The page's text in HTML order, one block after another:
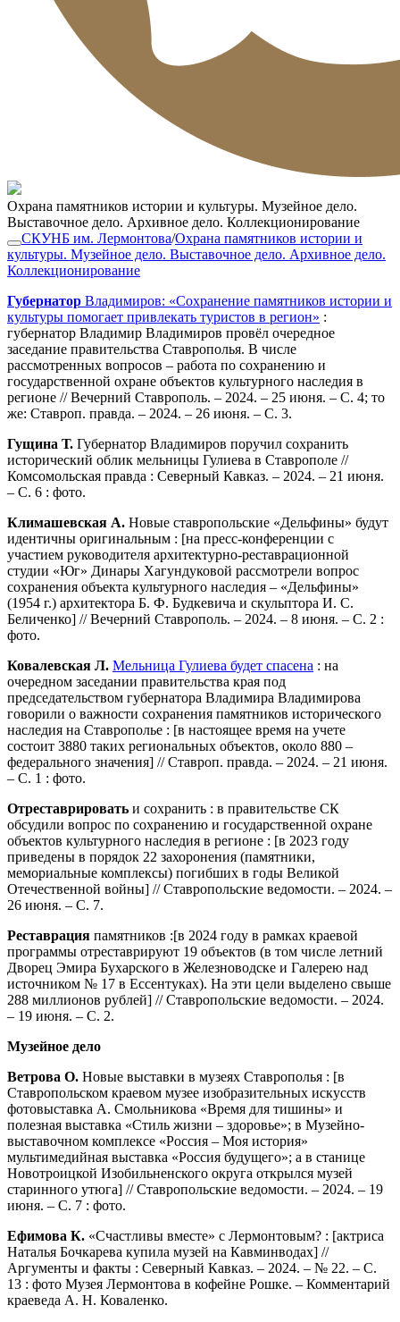
Охрана памятников истории и культуры. Музейное дело.
Выставочное дело. Архивное дело. Коллекционирование
СКУНБ им. Лермонтова/Охрана памятников истории и
культуры. Музейное дело. Выставочное дело. Архивное дело.
Коллекционирование
Губернатор Владимиров: «Сохранение памятников истории и
культуры помогает привлекать туристов в регион» :
губернатор Владимир Владимиров провёл очередное
заседание правительства Ставрополья. В числе
рассмотренных вопросов – работа по сохранению и
государственной охране объектов культурного наследия в
регионе // Вечерний Ставрополь. – 2024. – 25 июня. – С. 4; то
же: Ставроп. правда. – 2024. – 26 июня. – С. 3.
Гущина Т. Губернатор Владимиров поручил сохранить
исторический облик мельницы Гулиева в Ставрополе //
Комсомольская правда : Северный Кавказ. – 2024. – 21 июня.
– С. 6 : фото.
Климашевская А. Новые ставропольские «Дельфины» будут
идентичны оригинальным : [на пресс-конференции с
участием руководителя архитектурно-реставрационной
студии «Юг» Динары Хагундуковой рассмотрели вопрос
сохранения объекта культурного наследия – «Дельфины»
(1954 г.) архитектора Б. Ф. Будкевича и скульптора И. С.
Беличенко] // Вечерний Ставрополь. – 2024. – 8 июня. – С. 2 :
фото.
Ковалевская Л. Мельница Гулиева будет спасена : на
очередном заседании правительства края под
председательством губернатора Владимира Владимирова
говорили о важности сохранения памятников исторического
наследия на Ставрополье : [в настоящее время на учете
состоит 3880 таких региональных объектов, около 880 –
федерального значения] // Ставроп. правда. – 2024. – 21 июня.
– С. 1 : фото.
Отреставрировать и сохранить : в правительстве СК
обсудили вопрос по сохранению и государственной охране
объектов культурного наследия в регионе : [в 2023 году
приведены в порядок 22 захоронения (памятники,
мемориальные комплексы) погибших в годы Великой
Отечественной войны] // Ставропольские ведомости. – 2024. –
26 июня. – С. 7.
Реставрация памятников :[в 2024 году в рамках краевой
программы отреставрируют 19 объектов (в том числе летний
Дворец Эмира Бухарского в Железноводске и Галерею над
источником № 17 в Ессентуках). На эти цели выделено свыше
288 миллионов рублей] // Ставропольские ведомости. – 2024.
– 19 июня. – С. 2.
Музейное дело
Ветрова О. Новые выставки в музеях Ставрополья : [в
Ставропольском краевом музее изобразительных искусств
фотовыставка А. Смольникова «Время для тишины» и
полезная выставка «Стиль жизни – здоровье»; в Музейно-
выставочном комплексе «Россия – Моя история»
мультимедийная выставка «Россия будущего»; а в станице
Новотроицкой Изобильненского округа открылся музей
старинного утюга] // Ставропольские ведомости. – 2024. – 19
июня. – С. 7 : фото.
Ефимова К. «Счастливы вместе» с Лермонтовым? : [актриса
Наталья Бочкарева купила музей на Кавминводах] //
Аргументы и факты : Северный Кавказ. – 2024. – № 22. – С.
13 : фото Музея Лермонтова в кофейне Рошке. – Комментарий
краеведа А. Н. Коваленко.